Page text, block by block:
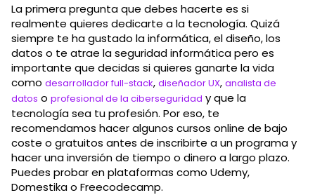
La primera pregunta que debes hacerte es si
realmente quieres dedicarte a la tecnología. Quizá
siempre te ha gustado la informática, el diseño, los
datos o te atrae la seguridad informática pero es
importante que decidas si quieres ganarte la vida
como desarrollador full-stack, diseñador UX, analista de
datos o profesional de la ciberseguridad y que la
tecnología sea tu profesión. Por eso, te
recomendamos hacer algunos cursos online de bajo
coste o gratuitos antes de inscribirte a un programa y
hacer una inversión de tiempo o dinero a largo plazo.
Puedes probar en plataformas como Udemy,
Domestika o Freecodecamp.